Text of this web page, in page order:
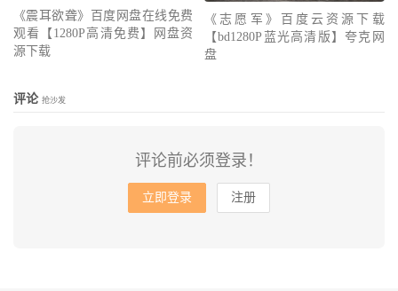
《震耳欲聋》百度网盘在线免费
观看【1280P高清免费】网盘资
源下载
《志愿军》百度云资源下载
【bd1280P蓝光高清版】夸克网
盘
评论 抢沙发
评论前必须登录！
立即登录 注册